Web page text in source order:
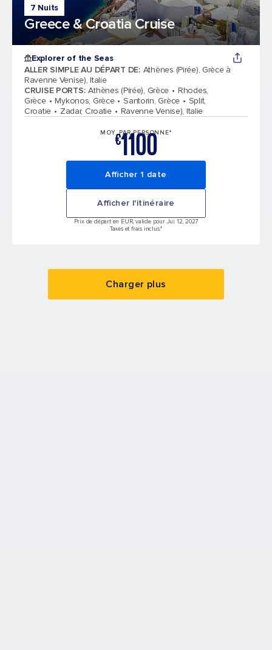
7 Nuits
Greece & Croatia Cruise
Explorer of the Seas
ALLER SIMPLE AU DÉPART DE: Athènes (Pirée), Grèce à
Ravenne Venise), Italie
CRUISE PORTS: Athènes (Pirée), Grèce
Rhodes,
Grèce
Mykonos, Grèce Santorin, Grèce
Split,
Croatie
Zadar, Croatie Ravenne Venise), Italie
MOY. PAR PERSONNE*
€1100
Afficher 1 date
Afficher l'itinéraire
Prix de départ en EUR, valide pour Jui 12, 2027
Taxes et frais inclus.*
Charger plus